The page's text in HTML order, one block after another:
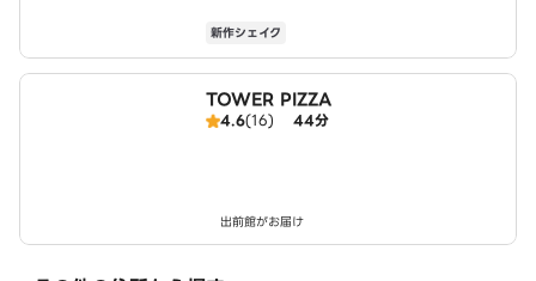
新作シェイク
TOWER PIZZA
4.6(16) 44分
出前館がお届け